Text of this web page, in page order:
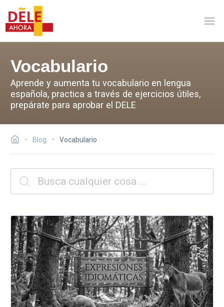
Vocabulario
Aprende y aumenta tu vocabulario en lengua
española, practica a través de ejercicios útiles,
prepárate para aprobar el DELE
Blog Vocabulario